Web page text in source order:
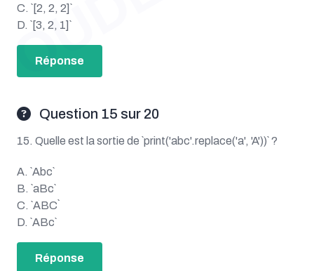
C. `[2, 2, 2]`
D. `[3, 2, 1]`
Réponse
Question 15 sur 20
15. Quelle est la sortie de `print('abc'.replace('a', 'A'))` ?
A. `Abc`
B. `aBc`
C. `ABC`
D. `ABc`
Réponse